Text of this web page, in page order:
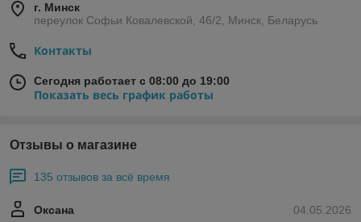
г. Минск
переулок Софьи Ковалевской, 46/2, Минск, Беларусь
Контакты
Сегодня работает с 08:00 до 19:00
Показать весь график работы
Отзывы о магазине
135 отзывов за всё время
04.05.2026
Оксана